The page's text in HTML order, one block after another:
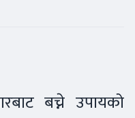
बच्ने उपायको